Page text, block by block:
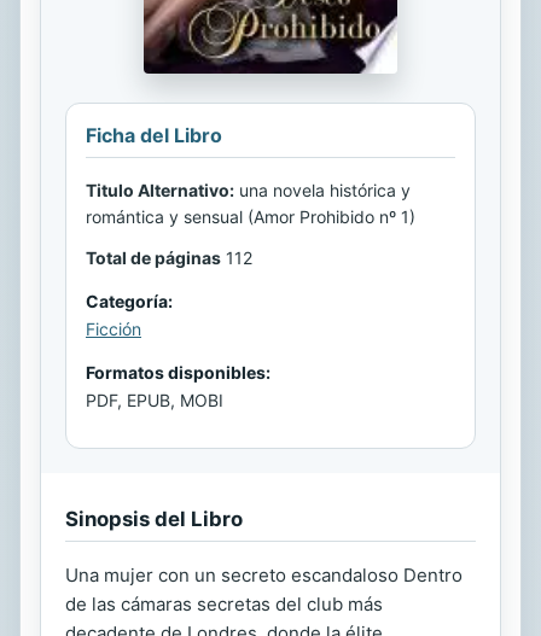
Ficha del Libro
Titulo Alternativo: una novela histórica y
romántica y sensual (Amor Prohibido nº 1)
Total de páginas 112
Categoría:
Ficción
Formatos disponibles:
PDF, EPUB, MOBI
Sinopsis del Libro
Una mujer con un secreto escandaloso Dentro
de las cámaras secretas del club más